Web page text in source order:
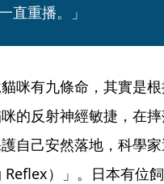
直重播。」
咪有九條命，其實是
的反射神經敏捷，在
自己安然落地，科學
）」。日本有位